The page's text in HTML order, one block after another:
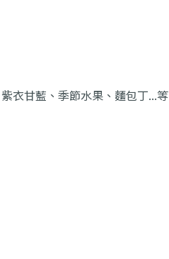
衣甘藍、季節水果、麵包丁...等